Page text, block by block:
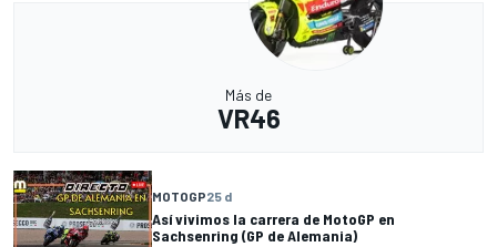
Más de
VR46
MOTOGP25 d
Así vivimos la carrera de MotoGP en
Sachsenring (GP de Alemania)